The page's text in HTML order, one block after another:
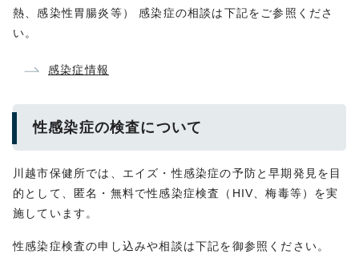
熱、感染性胃腸炎等） 感染症の相談は下記をご参照くださ
い。
感染症情報
性感染症の検査について
川越市保健所では、エイズ・性感染症の予防と早期発見を目
的として、匿名・無料で性感染症検査（HIV、梅毒等）を実
施しています。
性感染症検査の申し込みや相談は下記を御参照ください。